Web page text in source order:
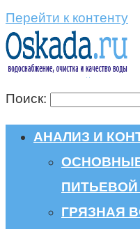
Перейти к контенту
Поиск:
АНАЛИЗ И
ГРЯЗНАЯ